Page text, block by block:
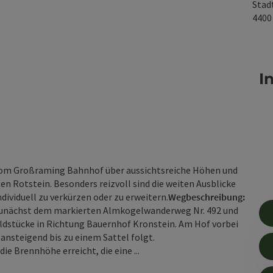
4400
Großraming Bahnhof über aussichtsreiche Höhen und
Rotstein. Besonders reizvoll sind die weiten Ausblicke
zu verkürzen oder zu erweitern.Wegbeschreibung:
dem markierten Almkogelwanderweg Nr. 492 und
in Richtung Bauernhof Kronstein. Am Hof vorbei
bis zu einem Sattel folgt.
Brennhöhe erreicht, die eine ...